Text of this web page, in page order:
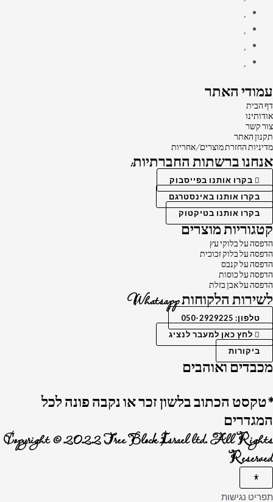
עמודי האתר
דף הבית
אודותינו
צור קשר
תקנון האתר
מדיניות החזרת מוצרים/אחריות
אנחנו ברשתות החברתיות:
בקרו אותנו בפייסבוק
בקרו אותנו באינסטרגם
בקרו אותנו בטיקטוק
קטגוריות מוצרים
הדפסה על בלוקי עץ
הדפסה על בלוק זכוכית
הדפסה על קנבס
הדפסה על כוסות
הדפסה על אבן בזלת
לשירות הלקוחות Whatsapp
טלפון: 050-2929225
לחץ כאן למעבר לנציג
ביקורות
מכבדים ואוהבים
*טקסט הכתוב בלשון זכר או נקבה פונה לכל
המגדרים
Copyright © 2022 Tree Block Israel ltd. All Rights
Reserved
תפריט נגישות